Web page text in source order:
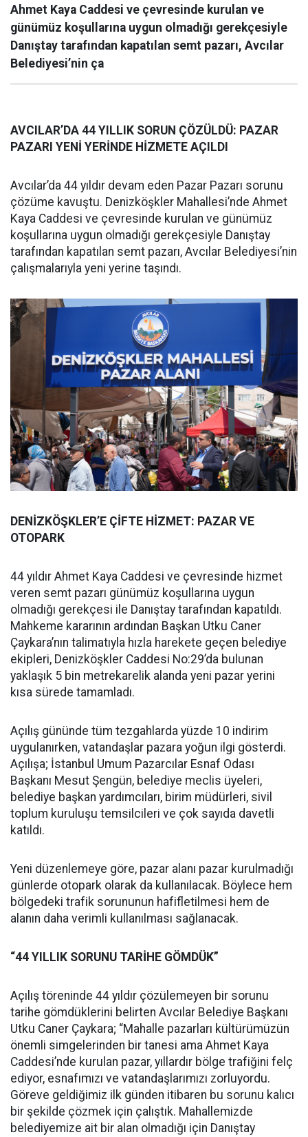
Ahmet Kaya Caddesi ve çevresinde kurulan ve
günümüz koşullarına uygun olmadığı gerekçesiyle
Danıştay tarafından kapatılan semt pazarı, Avcılar
Belediyesi’nin ça
AVCILAR’DA 44 YILLIK SORUN ÇÖZÜLDÜ: PAZAR
PAZARI YENİ YERİNDE HİZMETE AÇILDI
Avcılar’da 44 yıldır devam eden Pazar Pazarı sorunu
çözüme kavuştu. Denizköşkler Mahallesi’nde Ahmet
Kaya Caddesi ve çevresinde kurulan ve günümüz
koşullarına uygun olmadığı gerekçesiyle Danıştay
tarafından kapatılan semt pazarı, Avcılar Belediyesi’nin
çalışmalarıyla yeni yerine taşındı.
DENİZKÖŞKLER’E ÇİFTE HİZMET: PAZAR VE
OTOPARK
44 yıldır Ahmet Kaya Caddesi ve çevresinde hizmet
veren semt pazarı günümüz koşullarına uygun
olmadığı gerekçesi ile Danıştay tarafından kapatıldı.
Mahkeme kararının ardından Başkan Utku Caner
Çaykara’nın talimatıyla hızla harekete geçen belediye
ekipleri, Denizköşkler Caddesi No:29’da bulunan
yaklaşık 5 bin metrekarelik alanda yeni pazar yerini
kısa sürede tamamladı.
Açılış gününde tüm tezgahlarda yüzde 10 indirim
uygulanırken, vatandaşlar pazara yoğun ilgi gösterdi.
Açılışa; İstanbul Umum Pazarcılar Esnaf Odası
Başkanı Mesut Şengün, belediye meclis üyeleri,
belediye başkan yardımcıları, birim müdürleri, sivil
toplum kuruluşu temsilcileri ve çok sayıda davetli
katıldı.
Yeni düzenlemeye göre, pazar alanı pazar kurulmadığı
günlerde otopark olarak da kullanılacak. Böylece hem
bölgedeki trafik sorununun hafifletilmesi hem de
alanın daha verimli kullanılması sağlanacak.
“44 YILLIK SORUNU TARİHE GÖMDÜK”
Açılış töreninde 44 yıldır çözülemeyen bir sorunu
tarihe gömdüklerini belirten Avcılar Belediye Başkanı
Utku Caner Çaykara; “Mahalle pazarları kültürümüzün
önemli simgelerinden bir tanesi ama Ahmet Kaya
Caddesi’nde kurulan pazar, yıllardır bölge trafiğini felç
ediyor, esnafımızı ve vatandaşlarımızı zorluyordu.
Göreve geldiğimiz ilk günden itibaren bu sorunu kalıcı
bir şekilde çözmek için çalıştık. Mahallemizde
belediyemize ait bir alan olmadığı için Danıştay